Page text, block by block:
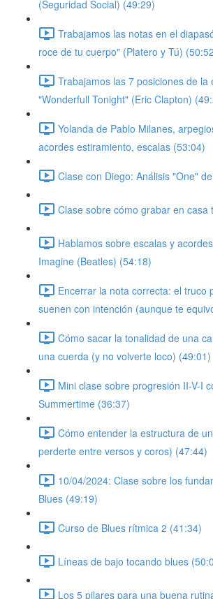
(Seguridad Social) (49:29)
Trabajamos las notas en el
roce de tu cuerpo" (Platero y Tú)
Trabajamos las 7 posiciones de la
"Wonderfull Tonight" (Eric Clapton)
Yolanda de Pablo Milanes,
acordes estiramiento, escalas (53:04)
Clase con Diego: Análisis "One"
Clase sobre cómo grabar en casa
Hablamos sobre escalas y
Imagine (Beatles) (54:18)
Encerrar la nota correcta: el truco
suenen con intención (aunque te
Cómo sacar la tonalidad de una
una cuerda (y no volverte loco) (49:01)
Mini clase sobre progresión II-V-I
Summertime (36:37)
Cómo entender la estructura de
perderte entre versos y coros) (47:44)
10/04/2024: Clase sobre los
Blues (49:19)
Curso de Blues rítmica 2 (41:34)
Líneas de bajo tocando blues
Los 5 pilares para una buena